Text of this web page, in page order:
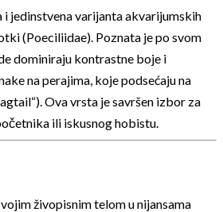
i jedinstvena varijanta akvarijumskih
(Poeciliidae). Poznata je po svom
dominiraju kontrastne boje i
na perajima, koje podsećaju na
Ova vrsta je savršen izbor za
ili iskusnog hobistu.
živopisnim telom u nijansama